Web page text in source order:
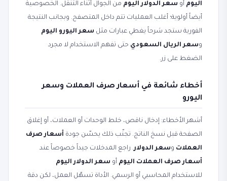
اليوم أو سعر الدولار اليوم من الجوال أثناء التنقل. الخصوصية
أيضاً أولوية؛ أغلب العمليات تتم داخل المتصفح. وبجانب النتيجة
الفورية ستجد شرحاً يغطي عبارات مثل سعر اليورو اليوم
وسعر الريال السعودي حتى تفهم الاستخدام لا مجرد
الضغط على زر.
أخطاء شائعة في أسعار صرف العملات وسعر
اليورو
أشهر الأخطاء: إدخال ناقص، خلط الوحدات أو العملات، أو إغلاق
الصفحة قبل نسخ الناتج. تجنّب ذلك يحسّن جودة أسعار صرف
العملات وسعر الدولار. راجع المدخلات جيداً خصوصاً عند
أسعار صرف العملات اليوم أو سعر الدولار اليوم
للاستخدام المحاسبي أو الرسمي. الأداة تسهّل العمل، لكن دقة